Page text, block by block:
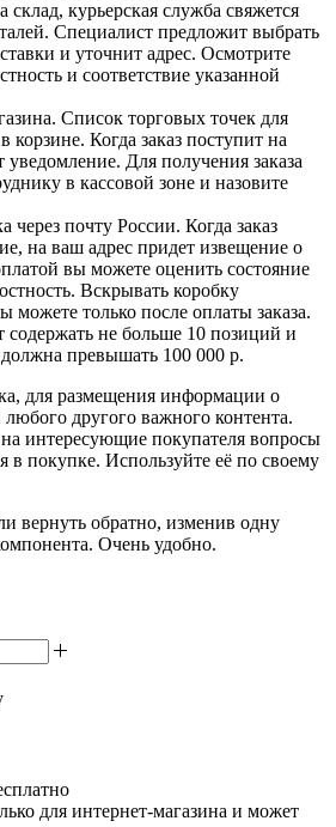
склад, курьерская служба свяжется
Специалист предложит выбрать
и уточнит адрес. Осмотрите
и соответствие указанной
Список торговых точек для
корзине. Когда заказ поступит на
уведомление. Для получения заказа
в кассовой зоне и назовите
через почту России. Когда заказ
на ваш адрес придет извещение о
вы можете оценить состояние
Вскрывать коробку
можете только после оплаты заказа.
содержать не больше 10 позиций и
должна превышать 100 000 р.
для размещения информации о
любого другого важного контента.
интересующие покупателя вопросы
в покупке. Используйте её по своему
вернуть обратно, изменив одну
Очень удобно.
для интернет-магазина и может